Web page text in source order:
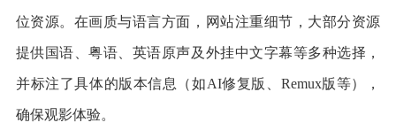
位资源。在画质与语言方面，网站注重细节，大部分资源
提供国语、粤语、英语原声及外挂中文字幕等多种选择，
并标注了具体的版本信息（如AI修复版、Remux版等），
确保观影体验。